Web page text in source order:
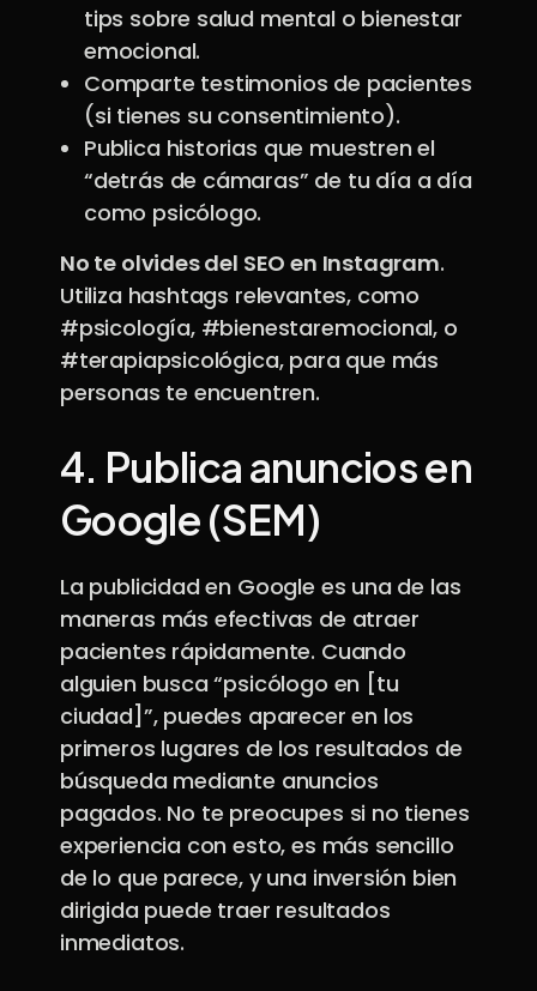
tips sobre salud mental o bienestar
emocional.
Comparte testimonios de pacientes
(si tienes su consentimiento).
Publica historias que muestren el
“detrás de cámaras” de tu día a día
como psicólogo.
No te olvides del SEO en Instagram.
Utiliza hashtags relevantes, como
#psicología, #bienestaremocional, o
#terapiapsicológica, para que más
personas te encuentren.
4. Publica anuncios en
Google (SEM)
La publicidad en Google es una de las
maneras más efectivas de atraer
pacientes rápidamente. Cuando
alguien busca “psicólogo en [tu
ciudad]”, puedes aparecer en los
primeros lugares de los resultados de
búsqueda mediante anuncios
pagados. No te preocupes si no tienes
experiencia con esto, es más sencillo
de lo que parece, y una inversión bien
dirigida puede traer resultados
inmediatos.